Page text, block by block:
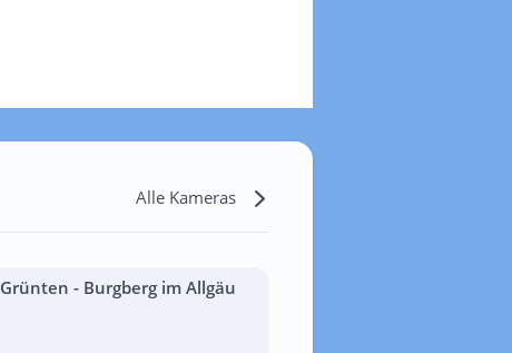
Alle Kameras
Grünten - Burgberg im Allgäu